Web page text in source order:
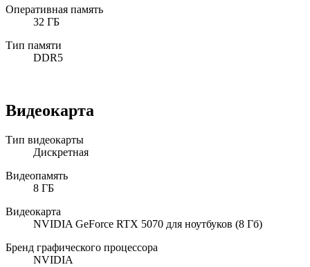
Оперативная память
32 ГБ
Тип памяти
DDR5
Видеокарта
Тип видеокарты
Дискретная
Видеопамять
8 ГБ
Видеокарта
NVIDIA GeForce RTX 5070 для ноутбуков (8 Гб)
Бренд графического процессора
NVIDIA